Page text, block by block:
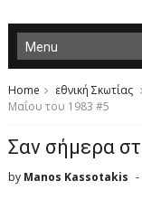
Home εθνική Σκωτίας
Μαΐου του 1983 #5
Σαν σήμερα
by Manos Kassotakis